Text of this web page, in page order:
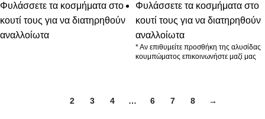
Φυλάσσετε τα κοσμήματα στο
κουτί τους για να διατηρηθούν
αναλλοίωτα
Φυλάσσετε τα κοσμήματα στο
κουτί τους για να διατηρηθούν
αναλλοίωτα
* Αν επιθυμείτε προσθήκη της αλυσίδας
κουμπώματος επικοινωνήστε μαζί μας
2 3 4 … 6 7 8 →